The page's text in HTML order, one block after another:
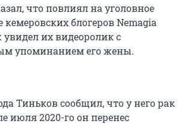
что повлиял на уголовное
кемеровских блогеров Nemagia
увидел их видеоролик с
упоминанием его жены.
Тиньков сообщил, что у него рак
июля 2020-го он перенес